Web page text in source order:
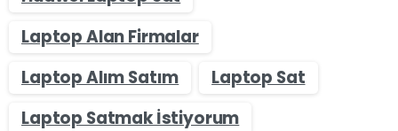
Laptop Alan Firmalar
Laptop Alım Satım
Laptop Sat
Laptop Satmak İstiyorum